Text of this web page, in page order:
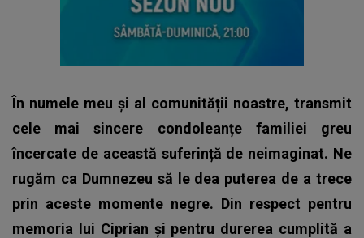
În numele meu și al comunității noastre, transmit
cele mai sincere condoleanțe familiei greu
încercate de această suferință de neimaginat. Ne
rugăm ca Dumnezeu să le dea puterea de a trece
prin aceste momente negre. Din respect pentru
memoria lui Ciprian și pentru durerea cumplită a